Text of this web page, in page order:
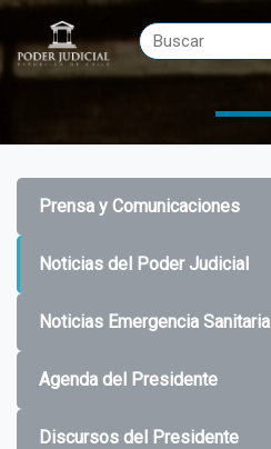
Prensa y Comunicaciones
Noticias del Poder Judicial
Noticias Emergencia Sanitaria
Agenda del Presidente
Discursos del Presidente